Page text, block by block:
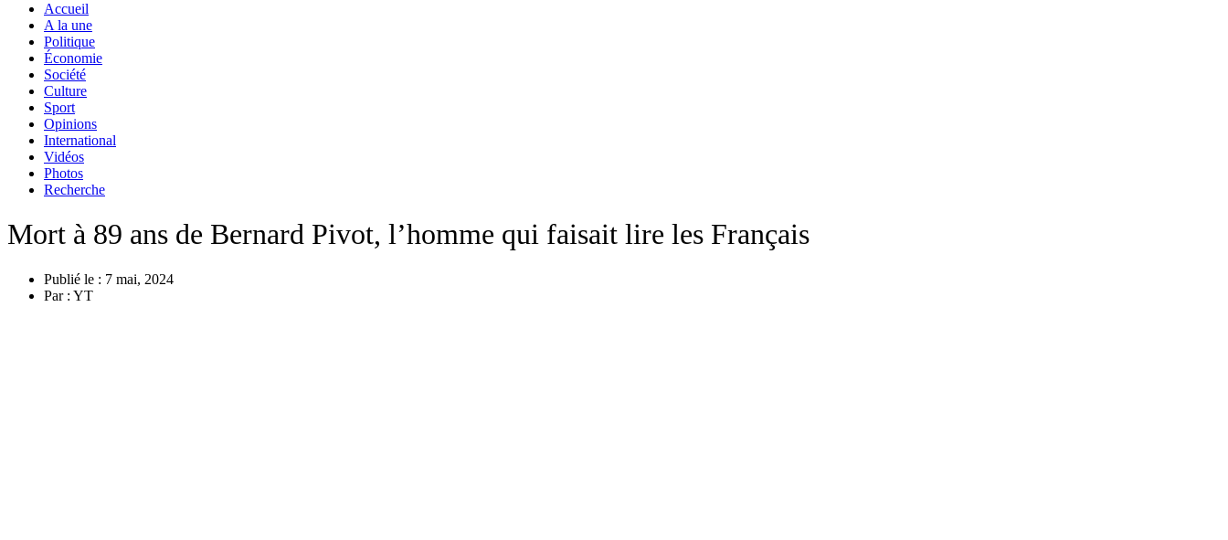
Accueil
A la une
Politique
Économie
Société
Culture
Sport
Opinions
International
Vidéos
Photos
Recherche
Mort à 89 ans de Bernard Pivot, l’homme qui faisait lire les Français
Publié le : 7 mai, 2024
Par : YT